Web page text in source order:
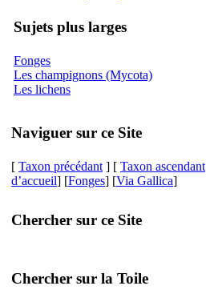
Sujets plus larges
Fonges
Les champignons (Mycota)
Les lichens
Naviguer sur ce Site
[ Taxon précédant ] [ Taxon ascendant
d’accueil] [Fonges] [Via Gallica]
Chercher sur ce Site
Chercher sur la Toile